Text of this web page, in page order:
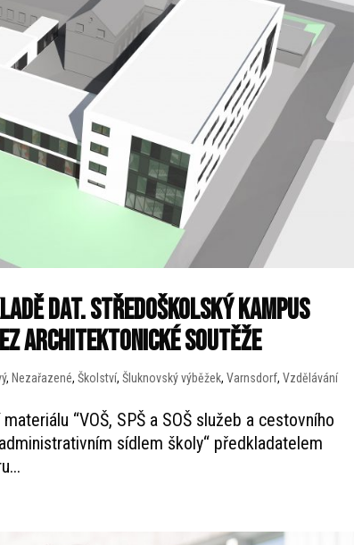
dat. Středoškolský kampus
architektonické soutěže
, Nezařazené,Školství,Šluknovský výběžek,Varnsdorf,Vzdělávání
“VOŠ, SPŠ a SOŠ služeb a cestovního
sídlem školy“ předkladatelem